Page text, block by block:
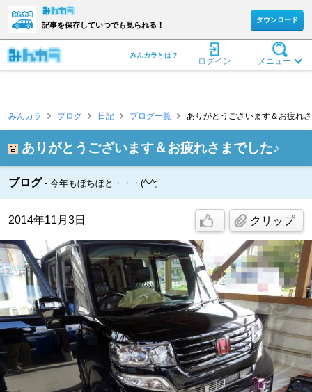
記事を保存していつでも見られる！
ダウンロード
メニュー
ログイン
みんカラとは？
みんカラ ブログ 日記 ブログ一覧 ありがとうございます＆お疲れ
ありがとうございます＆お疲れさまでした♪
ブログ 今年もぼちぼと・・・(^-^;
2014年11月3日 クリップ